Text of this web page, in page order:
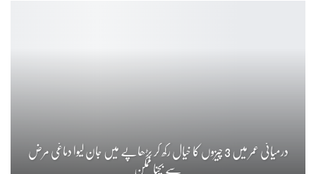
درمیانی عمر میں 3 چیزوں کا خیال رکھ کر بڑھاپے میں جان لیوا دماغی مرض
سے بچنا ممکن